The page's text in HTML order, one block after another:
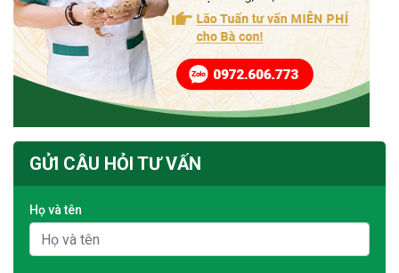
GỬI CÂU HỎI TƯ VẤN
Họ và tên